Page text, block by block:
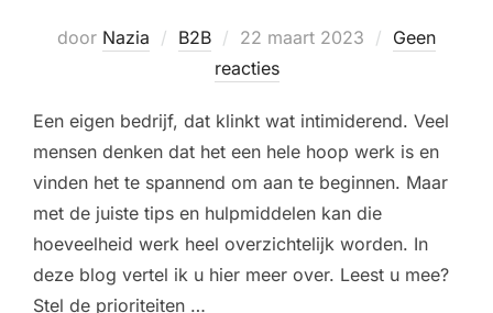
door Nazia B2B
Geplaatst
op
22 maart 2023
Geen
reacties
Een eigen bedrijf, dat klinkt wat intimiderend. Veel
mensen denken dat het een hele hoop werk is en
vinden het te spannend om aan te beginnen. Maar
met de juiste tips en hulpmiddelen kan die
hoeveelheid werk heel overzichtelijk worden. In
deze blog vertel ik u hier meer over. Leest u mee?
Stel de prioriteiten …